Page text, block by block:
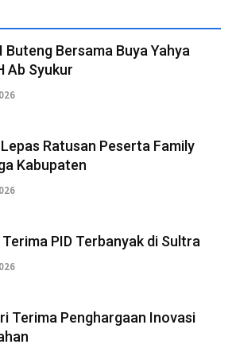
Buteng Bersama Buya Yahya
Ab Syukur
Ratusan Peserta Family
Kabupaten
PID Terbanyak di Sultra
Terima Penghargaan Inovasi